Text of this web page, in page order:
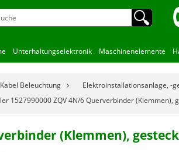
🔍︎
Unterhaltungselektronik Maschinenelemente
Beleuchtung Elektroinstallationsanlage, -
1527990000 ZQV 4N/6 Querverbinder (Klemmen),
(Klemmen),